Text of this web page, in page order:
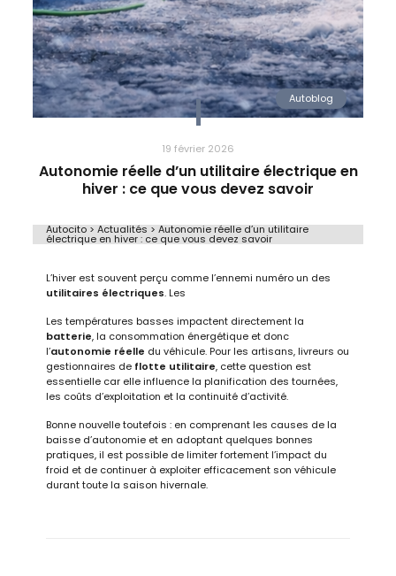
Autoblog
19 février 2026
Autonomie réelle d’un utilitaire électrique en
hiver : ce que vous devez savoir
Autocito>Actualités>Autonomie réelle d’un utilitaire
électrique en hiver : ce que vous devez savoir
L’hiver est souvent perçu comme l’ennemi numéro un des
utilitaires électriques. Les
Les températures basses impactent directement la
batterie, la consommation énergétique et donc
l’autonomie réelle du véhicule. Pour les artisans, livreurs ou
gestionnaires de flotte utilitaire, cette question est
essentielle car elle influence la planification des tournées,
les coûts d’exploitation et la continuité d’activité.
Bonne nouvelle toutefois : en comprenant les causes de la
baisse d’autonomie et en adoptant quelques bonnes
pratiques, il est possible de limiter fortement l’impact du
froid et de continuer à exploiter efficacement son véhicule
durant toute la saison hivernale.